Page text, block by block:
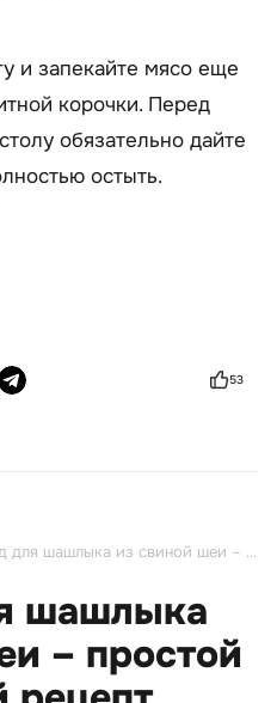
и запекайте мясо еще
корочки. Перед
обязательно дайте
остыть.
53
Маринад для шашлыка из свиной шеи – простой и пошаговый рецепт
шашлыка
– простой